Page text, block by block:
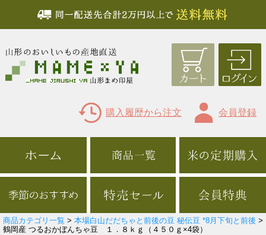
購入履歴から注文 会員登録
商品カテゴリ一覧 > 本場白山だだちゃと前後の豆 秘伝豆 *8月下旬と前後 >
鶴岡産 つるおかぼんちゃ豆 １．８ｋｇ（４５０ｇ×4袋）